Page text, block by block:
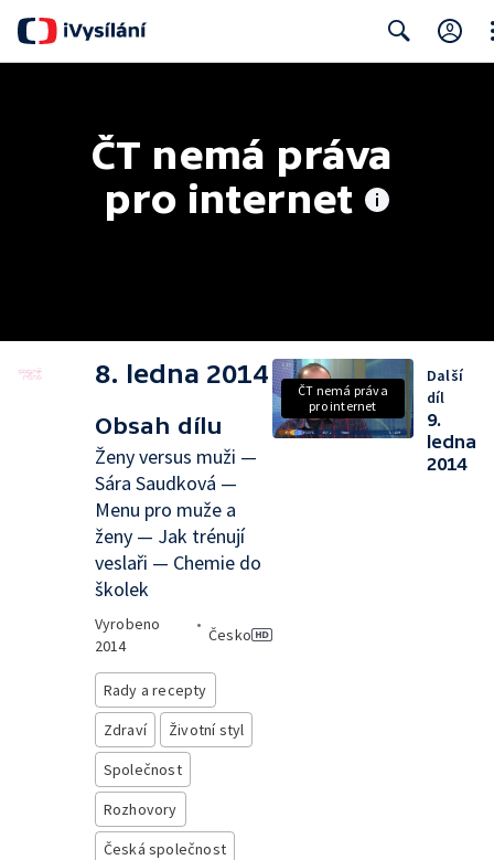
ČT nemá práva
pro internet
8. ledna 2014
Obsah dílu
Ženy versus muži —
Sára Saudková —
Menu pro muže a
ženy — Jak trénují
veslaři — Chemie do
školek
Vyrobeno
2014
•
Česko
Rady a recepty
Zdraví
Životní styl
Společnost
Rozhovory
Česká společnost
ČT nemá práva
pro internet
Další
díl
9.
ledna
2014